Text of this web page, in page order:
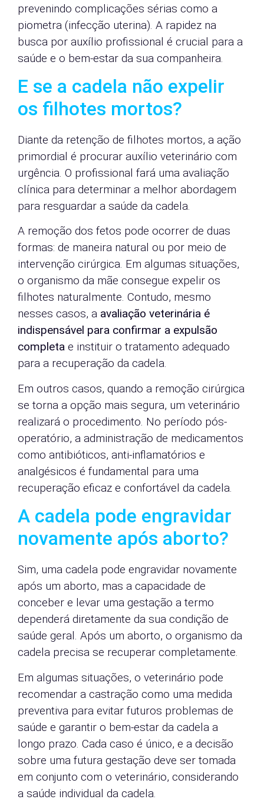
prevenindo complicações sérias como a
piometra (infecção uterina). A rapidez na
busca por auxílio profissional é crucial para a
saúde e o bem-estar da sua companheira.
E se a cadela não expelir
os filhotes mortos?
Diante da retenção de filhotes mortos, a ação
primordial é procurar auxílio veterinário com
urgência. O profissional fará uma avaliação
clínica para determinar a melhor abordagem
para resguardar a saúde da cadela.
A remoção dos fetos pode ocorrer de duas
formas: de maneira natural ou por meio de
intervenção cirúrgica. Em algumas situações,
o organismo da mãe consegue expelir os
filhotes naturalmente. Contudo, mesmo
nesses casos, a avaliação veterinária é
indispensável para confirmar a expulsão
completa e instituir o tratamento adequado
para a recuperação da cadela.
Em outros casos, quando a remoção cirúrgica
se torna a opção mais segura, um veterinário
realizará o procedimento. No período pós-
operatório, a administração de medicamentos
como antibióticos, anti-inflamatórios e
analgésicos é fundamental para uma
recuperação eficaz e confortável da cadela.
A cadela pode engravidar
novamente após aborto?
Sim, uma cadela pode engravidar novamente
após um aborto, mas a capacidade de
conceber e levar uma gestação a termo
dependerá diretamente da sua condição de
saúde geral. Após um aborto, o organismo da
cadela precisa se recuperar completamente.
Em algumas situações, o veterinário pode
recomendar a castração como uma medida
preventiva para evitar futuros problemas de
saúde e garantir o bem-estar da cadela a
longo prazo. Cada caso é único, e a decisão
sobre uma futura gestação deve ser tomada
em conjunto com o veterinário, considerando
a saúde individual da cadela.